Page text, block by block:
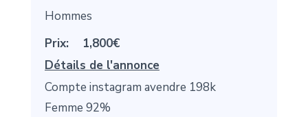
Hommes
Prix:
1,800€
Détails de l'annonce
Compte instagram avendre 198k
Femme 92%